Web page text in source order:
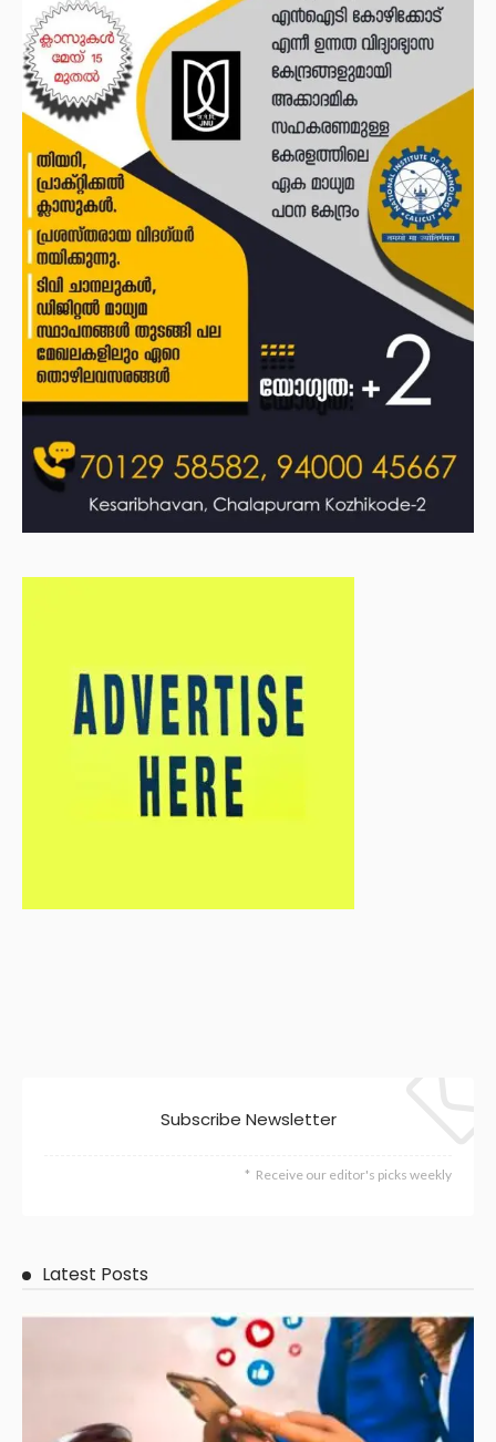
Subscribe Newsletter
Receive our editor's picks weekly
Latest Posts